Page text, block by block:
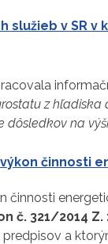
v SR
z
dôsledkov na
činnosti
činnosti
č. 321/2014
a